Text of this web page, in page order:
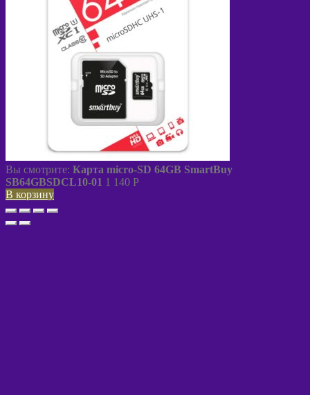
Вы смотрите: Карта micro-SD 64GB SmartBuy
SB64GBSDCL10-01 1 140 P
В корзину